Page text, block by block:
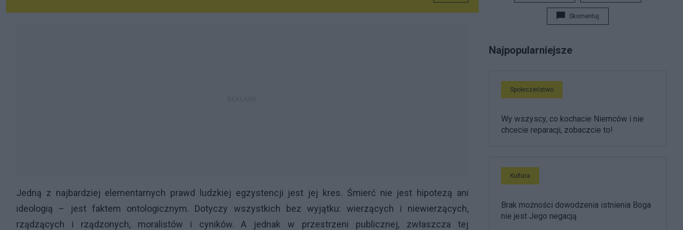
Jedną z najbardziej elementarnych prawd ludzkiej egzystencji jest jej kres. Śmierć nie jest hipotezą ani
ideologią – jest faktem ontologicznym. Dotyczy wszystkich bez wyjątku: wierzących i niewierzących,
rządzących i rządzonych, moralistów i cyników. A jednak w przestrzeni publicznej, zwłaszcza tej
Skomentuj
Najpopularniejsze
Społeczeństwo
Wy wszyscy, co kochacie Niemców i nie
chcecie reparacji, zobaczcie to!
Kultura
Brak możności dowodzenia istnienia Boga
nie jest Jego negacją